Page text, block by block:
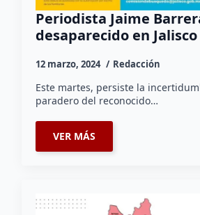
Periodista Jaime
desaparecido en Jalisco
12 marzo, 2024 Redacción
Este martes, persiste la
paradero del reconocido…
VER MÁS